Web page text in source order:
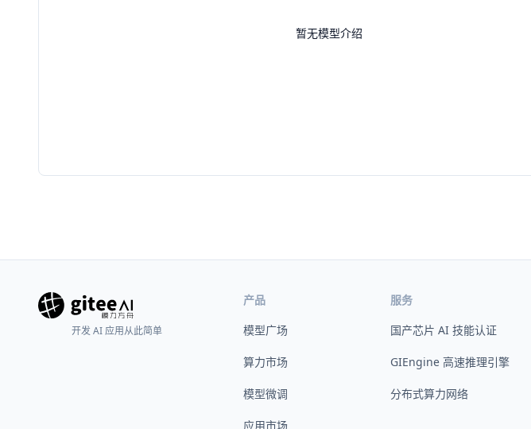
暂无模型介绍
开发 AI 应用从此简单
产品
模型广场
算力市场
模型微调
应用市场
服务
国产芯片 AI 技能认证
GIEngine 高速推理引擎
分布式算力网络